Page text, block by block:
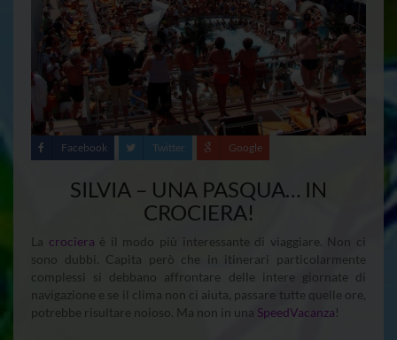
Facebook Twitter Google
SILVIA – UNA PASQUA… IN
CROCIERA!
La crociera è il modo più interessante di viaggiare. Non ci
sono dubbi. Capita però che in itinerari particolarmente
complessi si debbano affrontare delle intere giornate di
navigazione e se il clima non ci aiuta, passare tutte quelle ore,
potrebbe risultare noioso. Ma non in una SpeedVacanza!